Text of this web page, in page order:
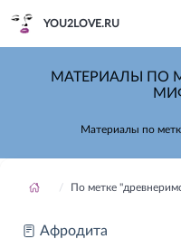
YOU2LOVE.RU
МАТЕРИАЛЫ ПО
Материалы по
По метке
Афродита